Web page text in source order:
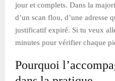
jour et complets. Dans la
d’un scan flou, d’une adresse
justificatif expiré. Si tu veux
minutes pour vérifier chaque
Pourquoi